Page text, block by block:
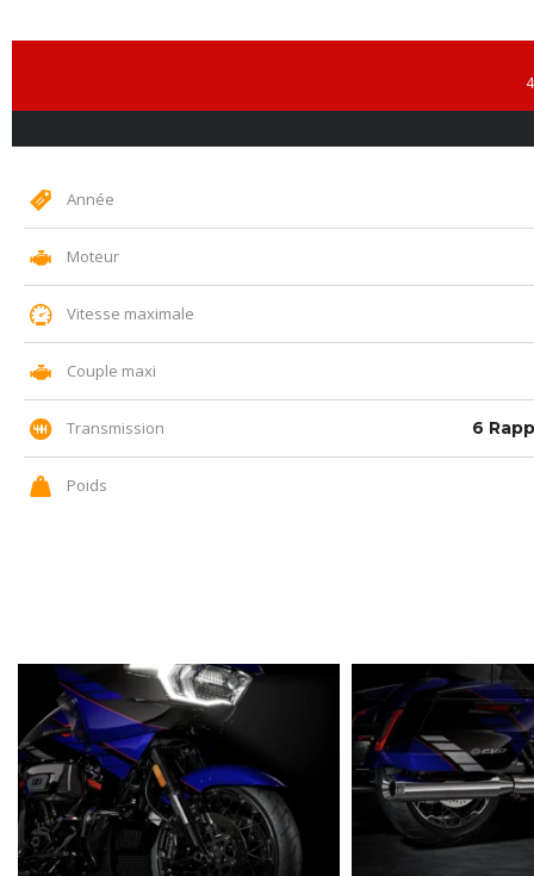
Année
Moteur
Vitesse maximale
Couple maxi
Transmission 6
Poids